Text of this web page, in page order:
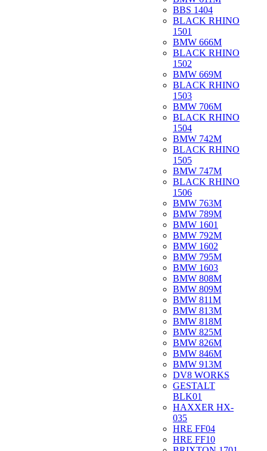
BBS 1404
BLACK RHINO
1501
BMW 666M
BLACK RHINO
1502
BMW 669M
BLACK RHINO
1503
BMW 706M
BLACK RHINO
1504
BMW 742M
BLACK RHINO
1505
BMW 747M
BLACK RHINO
1506
BMW 763M
BMW 789M
BMW 1601
BMW 792M
BMW 1602
BMW 795M
BMW 1603
BMW 808M
BMW 809M
BMW 811M
BMW 813M
BMW 818M
BMW 825M
BMW 826M
BMW 846M
BMW 913M
DV8 WORKS
GESTALT
BLK01
HAXXER HX-
035
HRE FF04
HRE FF10